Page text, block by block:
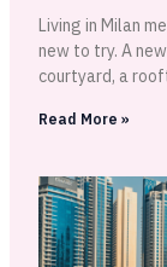
Living in Milan
new to try. A
courtyard, a
Read More »